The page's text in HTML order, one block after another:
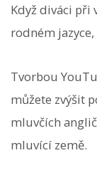
Když diváci při
rodném
Tvorbou
můžete zvýšit
mluvčích
mluvící země.